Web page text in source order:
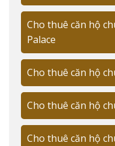
Cho thuê căn hộ
Palace
Cho thuê căn hộ
Cho thuê căn hộ
Cho thuê căn hộ